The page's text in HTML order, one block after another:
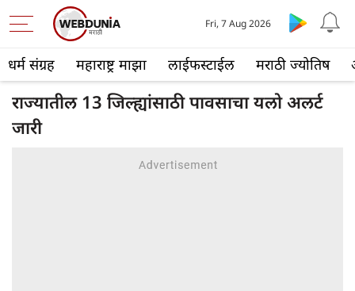
धर्म संग्रह महाराष्ट्र माझा लाईफस्टाईल मराठी ज्योतिष
Fri, 7 Aug 2026
राज्यातील 13 जिल्ह्यांसाठी पावसाचा यलो अलर्ट
जारी